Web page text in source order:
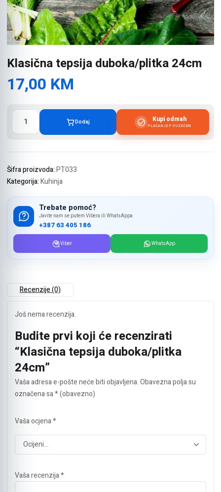
Klasična tepsija duboka/plitka 24cm
17,00 KM
Klasična
tepsija
duboka/plitka
Dodaj Kupi odmah
PLAĆANJE POUZEĆEM
Šifra proizvoda:PT033
Kategorija:Kuhinja
Trebate pomoć?
Javite nam se putem Vibera ili WhatsAppa
+387 63 405 186
Viber WhatsApp
Recenzije (0)
Još nema recenzija.
Budite prvi koji će recenzirati
“Klasična tepsija duboka/plitka
24cm”
Vaša adresa e-pošte neće biti objavljena.Obavezna polja su
označena sa* (obavezno)
Vaša ocjena*
Vaša recenzija*